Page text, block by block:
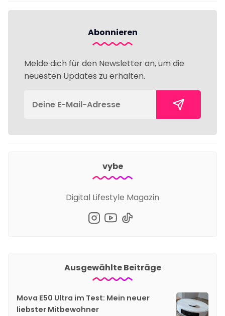
Abonnieren
Melde dich für den Newsletter an, um die
neuesten Updates zu erhalten.
vybe
Digital Lifestyle Magazin
Ausgewählte Beiträge
Mova E50 Ultra im Test: Mein neuer
liebster Mitbewohner